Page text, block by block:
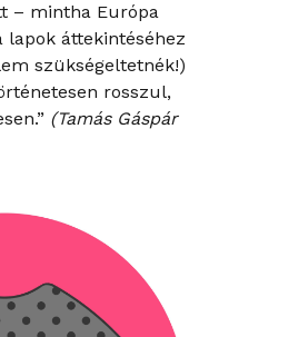
– mintha Európa
lapok áttekintéséhez
szükségeltetnék!)
rosszul,
(Tamás Gáspár